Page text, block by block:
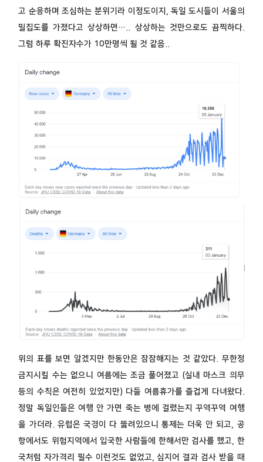
고 순응하며 조심하는 분위기라 이정도이지, 독일 도시들이 서울의
밀집도를 가졌다고 상상하면….. 상상하는 것만으로도 끔찍하다.
그럼 하루 확진자수가 10만명씩 될 것 같음..
위의 표를 보면 알겠지만 한동안은 잠잠해지는 것 같았다. 무한정
금지시킬 수는 없으니 여름에는 조금 풀어졌고 (실내 마스크 의무
등의 수칙은 여전히 있었지만) 다들 여름휴가를 즐겁게 다녀왔다.
정말 독일인들은 여행 안 가면 죽는 병에 걸렸는지 꾸역꾸역 여행
을 가더라. 유럽은 국경이 다 뚫려있으니 통제는 더욱 안 되고, 공
항에서도 위험지역에서 입국한 사람들에 한해서만 검사를 했고, 한
국처럼 자가격리 필수 이런것도 없었고, 심지어 결과 검사 받을 때